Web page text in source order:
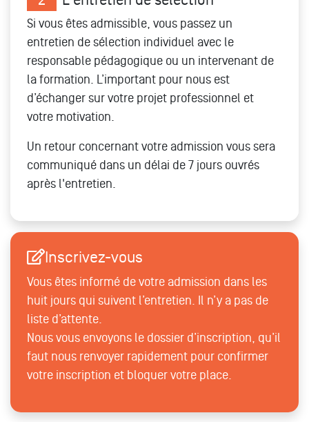
Si vous êtes admissible, vous passez un
entretien de sélection individuel avec le
responsable pédagogique ou un intervenant de
la formation. L’important pour nous est
d’échanger sur votre projet professionnel et
votre motivation.
Un retour concernant votre admission vous sera
communiqué dans un délai de 7 jours ouvrés
après l'entretien.
Inscrivez-vous
Vous êtes informé de votre admission dans les
huit jours qui suivent l’entretien. Il n’y a pas de
liste d’attente.
Nous vous envoyons le dossier d’inscription, qu’il
faut nous renvoyer rapidement pour confirmer
votre inscription et bloquer votre place.